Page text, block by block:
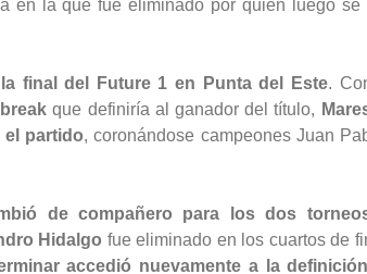
en la que fue eliminado por quien luego se
final del Future 1 en Punta del Este.
que definiría al ganador del título,
partido, coronándose campeones Juan
de compañero para los dos
Hidalgo fue eliminado en los cuartos de
accedió nuevamente a la